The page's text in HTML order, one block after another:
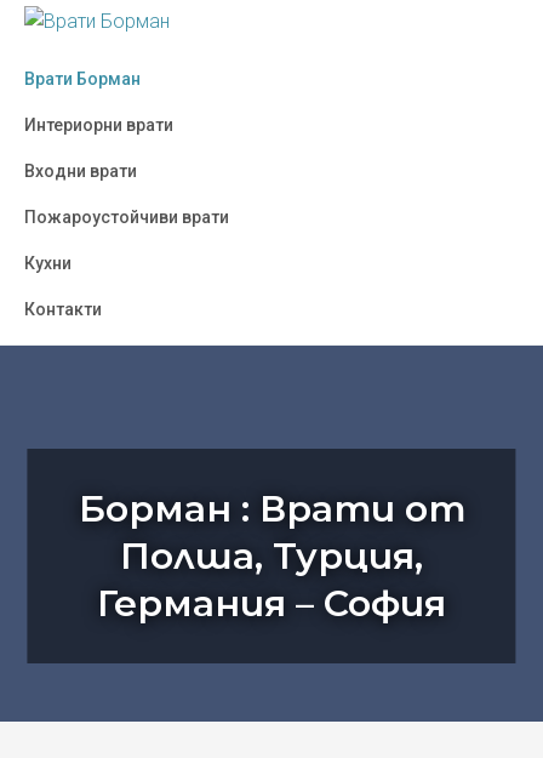
Skip
primary
Skip
main
Skip
footer
БОРМАН
:
Врати
Полша,
Украйна,
-
София
Врати Борман
Интериорни врати
Входни врати
Пожароустойчиви врати
Кухни
Контакти
Борман : Врати от
Полша, Турция,
Германия – София